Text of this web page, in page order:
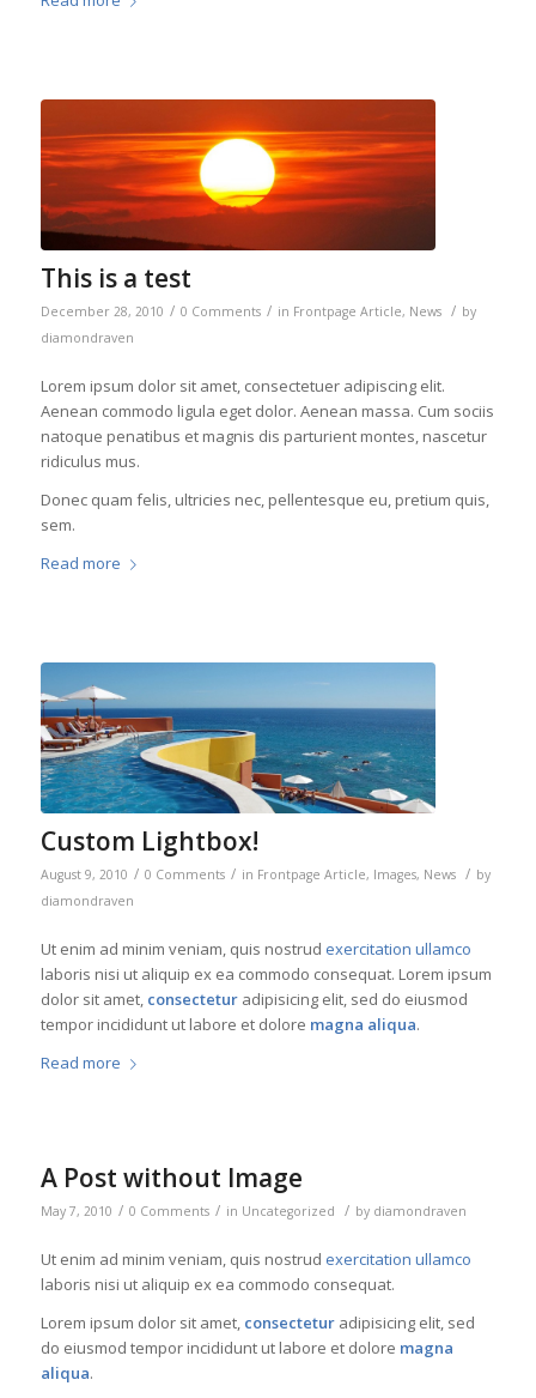
This is a test
December 28, 2010 / 0 Comments / in Frontpage Article, News / by
diamondraven
Lorem ipsum dolor sit amet, consectetuer adipiscing elit.
Aenean commodo ligula eget dolor. Aenean massa. Cum sociis
natoque penatibus et magnis dis parturient montes, nascetur
ridiculus mus.
Donec quam felis, ultricies nec, pellentesque eu, pretium quis,
sem.
Read more
Custom Lightbox!
August 9, 2010 / 0 Comments / in Frontpage Article, Images, News / by
diamondraven
Ut enim ad minim veniam, quis nostrud exercitation ullamco
laboris nisi ut aliquip ex ea commodo consequat. Lorem ipsum
dolor sit amet, consecteturadipisicing elit, sed do eiusmod
tempor incididunt ut labore et dolore magna aliqua.
Read more
A Post without Image
May 7, 2010 / 0 Comments / in Uncategorized / by diamondraven
Ut enim ad minim veniam, quis nostrud exercitation ullamco
laboris nisi ut aliquip ex ea commodo consequat.
Lorem ipsum dolor sit amet, consecteturadipisicing elit, sed
do eiusmod tempor incididunt ut labore et dolore magna
aliqua.